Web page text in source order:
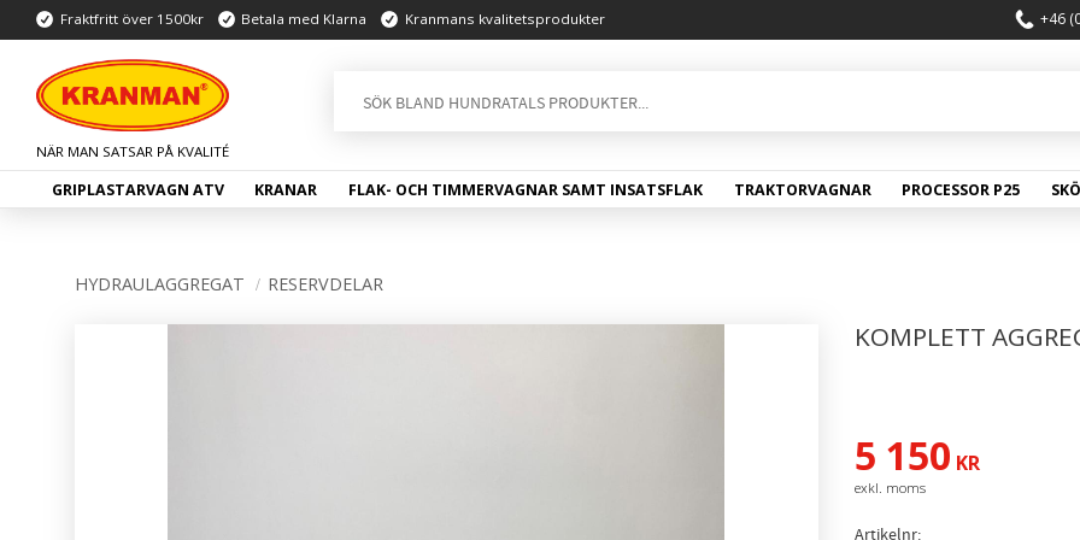
Fraktfritt över 1500kr Betala med Klarna Kranmans kvalitetsprodukter +46
GRIPLASTARVAGN ATV KRANAR FLAK- OCH TIMMERVAGNAR SAMT INSATSFLAK TRAKTORVAGNAR PROCESSOR P25
HYDRAULAGGREGAT RESERVDELAR
KOMPLETT
5 150 KR
Artikelnr